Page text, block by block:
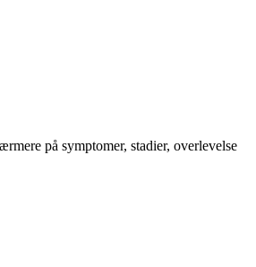
på symptomer, stadier, overlevelse